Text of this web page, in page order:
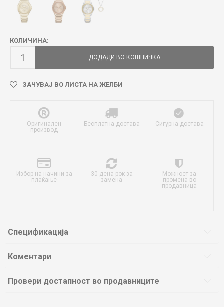
КОЛИЧИНА:
ДОДАДИ ВО КОШНИЧКА
ЗАЧУВАЈ ВО ЛИСТА НА ЖЕЛБИ
Оригинален
производ
Бесплатна достава Сигурна достава
Избор на начини за
плаќање
30 дена рок за
замена
Можност за
промена во
продавница
Спецификација
Коментари
Провери достапност во продавниците